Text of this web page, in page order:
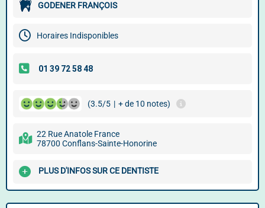
GODENER FRANÇOIS
Horaires Indisponibles
(3.5/5 | + de 10 notes)
22 Rue Anatole France
78700 Conflans-Sainte-Honorine
PLUS D'INFOS SUR CE DENTISTE